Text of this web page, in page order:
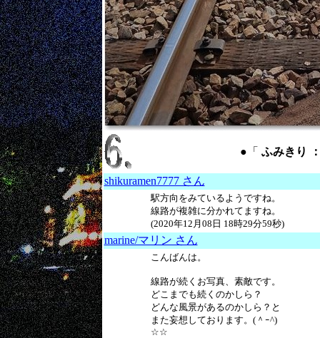
●「 ふみきり
shikuramen7777 さん
駅方向をみているようですね。
線路が複雑に分かれてますね。
(2020年12月08日 18時29分59秒)
marine/マリン さん
こんばんは。
線路が続くお写真、素敵です。
どこまでも続くのかしら？
どんな風景があるのかしら？と
また妄想しております。(＾ｰ^)
☆☆